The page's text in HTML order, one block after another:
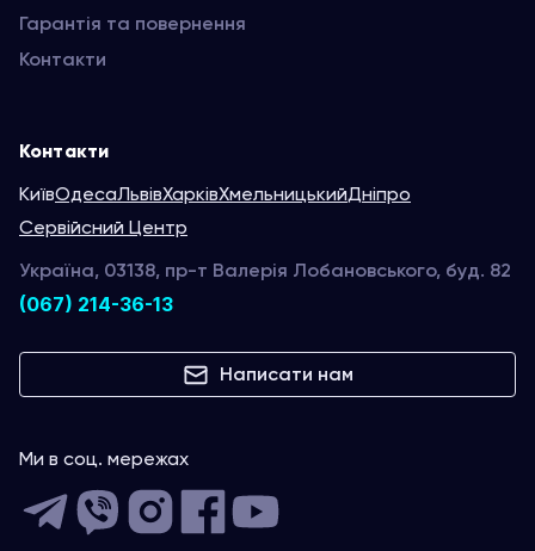
Гарантія та повернення
Контакти
Контакти
КиївОдесаЛьвівХарківХмельницькийДніпро
Сервійсний Центр
Україна, 03138, пр-т Валерія Лобановського, буд. 82
(067) 214-36-13
Написати нам
Ми в соц. мережах